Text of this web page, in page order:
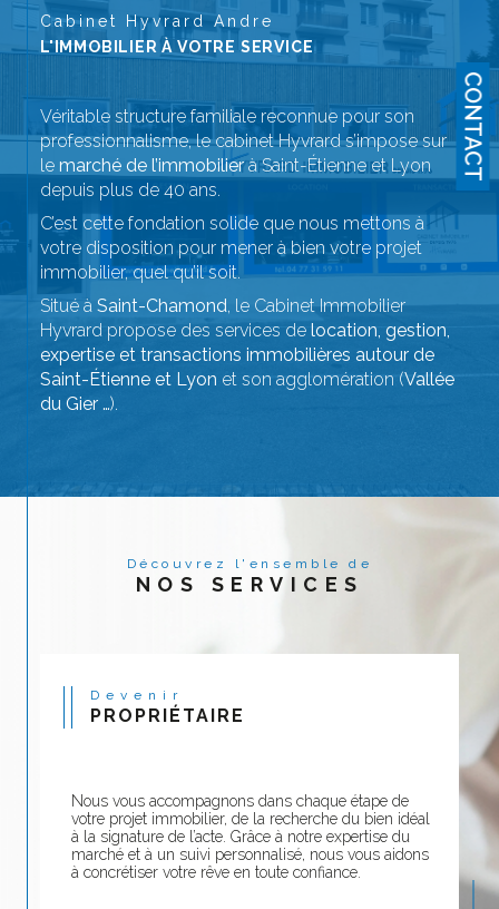
CONTACT
Cabinet Hyvrard Andre
L'IMMOBILIER À VOTRE SERVICE
Véritable structure familiale reconnue pour son
professionnalisme, le cabinet Hyvrard s’impose sur
le marché de l’immobilierà Saint-Étienne et Lyon
depuis plus de 40 ans.
C’est cette fondation solide que nous mettons à
votre disposition pour mener à bien votre projet
immobilier, quel qu’il soit.
Situé à Saint-Chamond, le Cabinet Immobilier
Hyvrard propose des services de location, gestion,
expertise et transactions immobilières autour de
Saint-Étienne et Lyon et son agglomération (Vallée
du Gier …).
retrouvez tout le détail de nos prestations.
Découvrez l'ensemble de
NOS SERVICES
Devenir
PROPRIÉTAIRE
Nous vous accompagnons dans chaque étape de
votre projet immobilier, de la recherche du bien idéal
à la signature de l’acte. Grâce à notre expertise du
marché et à un suivi personnalisé, nous vous aidons
à concrétiser votre rêve en toute confiance.